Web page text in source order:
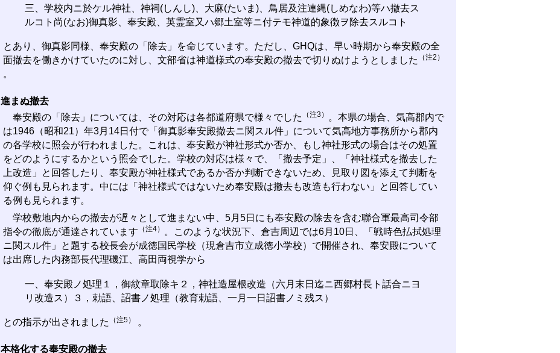
三、学校内ニ於ケル神社、神祠(しんし)、大麻(たいま)、鳥居及注連縄(しめなわ)等ハ撤去ス
ルコト尚(なお)御真影、奉安殿、英霊室又ハ郷土室等ニ付テモ神道的象徴ヲ除去スルコト
とあり、御真影同様、奉安殿の「除去」を命じています。ただし、GHQは、早い時期から奉安殿の全
面撤去を働きかけていたのに対し、文部省は神道様式の奉安殿の撤去で切りぬけようとしました
（注2）
。
進まぬ撤去
奉安殿の「除去」については、その対応は各都道府県で様々でした
（注3）
。本県の場合、気高郡内で
は1946（昭和21）年3月14日付で「御真影奉安殿撤去ニ関スル件」について気高地方事務所から郡内
の各学校に照会が行われました。これは、奉安殿が神社形式か否か、もし神社形式の場合はその処置
をどのようにするかという照会でした。学校の対応は様々で、「撤去予定」、「神社様式を撤去した
上改造」と回答したり、奉安殿が神社様式であるか否か判断できないため、見取り図を添えて判断を
仰ぐ例も見られます。中には「神社様式ではないため奉安殿は撤去も改造も行わない」と回答してい
る例も見られます。
学校敷地内からの撤去が遅々として進まない中、5月5日にも奉安殿の除去を含む聯合軍最高司令部
指令の徹底が通達されています （注4）
。このような状況下、倉吉周辺では6月10日、「戦時色払拭処理
ニ関スル件」と題する校長会が成徳国民学校（現倉吉市立成徳小学校）で開催され、奉安殿について
は出席した内務部長代理磯江、高田両視学から
一、奉安殿ノ処理１，御紋章取除キ２，神社造屋根改造（六月末日迄ニ西郷村長ト話合ニヨ
リ改造ス）３，勅語、詔書ノ処理（教育勅語、一月一日詔書ノミ残ス）
との指示が出されました （注5） 。
本格化する奉安殿の撤去